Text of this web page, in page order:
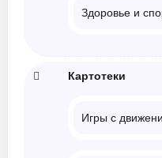
Здоровье и
Картотеки
Игры с